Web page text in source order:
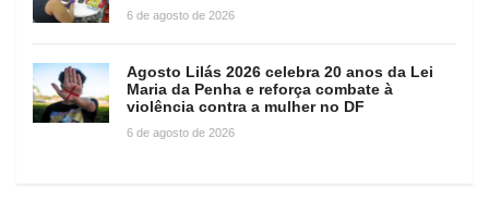
6 de agosto de 2026
Agosto Lilás 2026 celebra 20 anos da Lei
Maria da Penha e reforça combate à
violência contra a mulher no DF
6 de agosto de 2026